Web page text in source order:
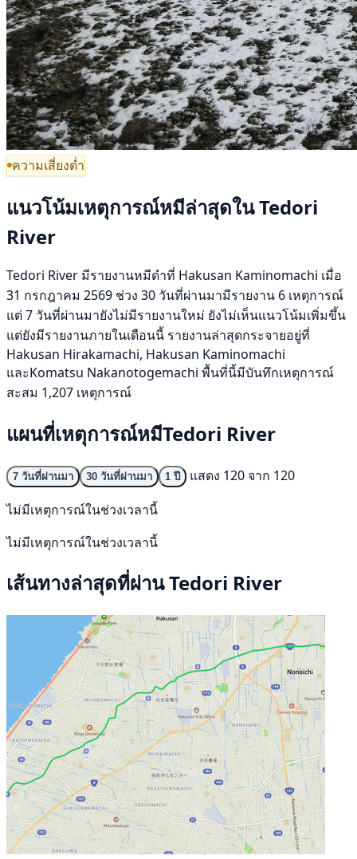
ความเสี่ยงต่ำ
แนวโน้มเหตุการณ์หมีล่าสุดใน Tedori
River
Tedori River มีรายงานหมีดำที่ Hakusan Kaminomachi เมื่อ
31 กรกฎาคม 2569 ช่วง 30 วันที่ผ่านมามีรายงาน 6 เหตุการณ์
แต่ 7 วันที่ผ่านมายังไม่มีรายงานใหม่ ยังไม่เห็นแนวโน้มเพิ่มขึ้น
แต่ยังมีรายงานภายในเดือนนี้ รายงานล่าสุดกระจายอยู่ที่
Hakusan Hirakamachi, Hakusan Kaminomachi
และKomatsu Nakanotogemachi พื้นที่นี้มีบันทึกเหตุการณ์
สะสม 1,207 เหตุการณ์
แผนที่เหตุการณ์หมีTedori River
7 วันที่ผ่านมา 30 วันที่ผ่านมา 1 ปี
แสดง 120 จาก 120
ไม่มีเหตุการณ์ในช่วงเวลานี้
ไม่มีเหตุการณ์ในช่วงเวลานี้
เส้นทางล่าสุดที่ผ่าน Tedori River